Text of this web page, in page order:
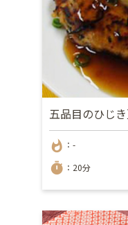
五品目のひじ
whatshot ：-
timer ：20分